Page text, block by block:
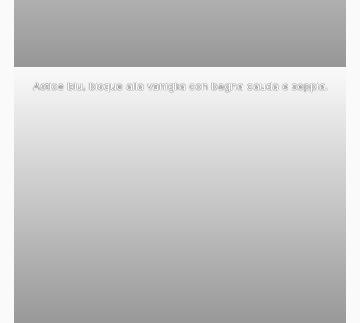
Astice blu, bisque alla vaniglia con bagna cauda e seppia.